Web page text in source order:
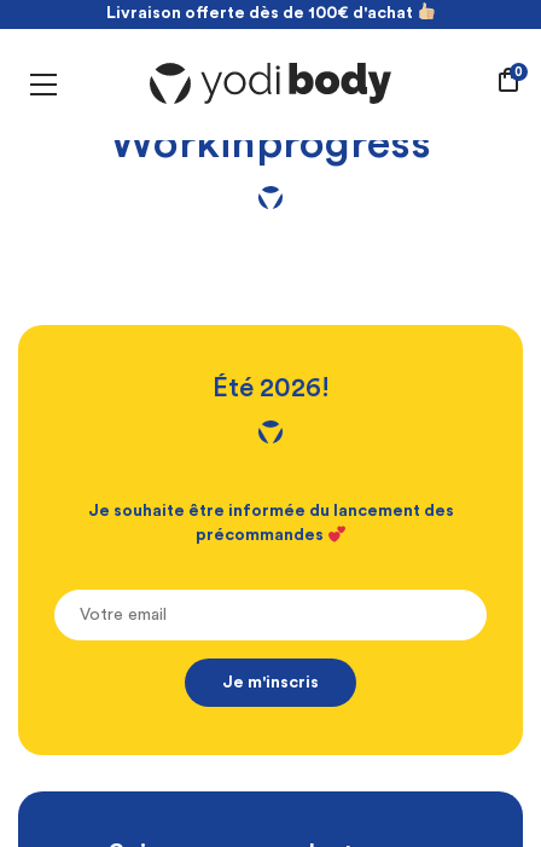
Livraison offerte dès de 100€ d'achat
Livraison offerte dès de 100€ d'achat
0
Workinprogress
Été 2026!
Je souhaite être informée du lancement des
précommandes